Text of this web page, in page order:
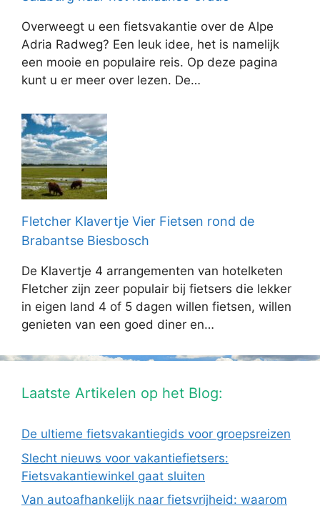
Overweegt u een fietsvakantie over de Alpe
Adria Radweg? Een leuk idee, het is namelijk
een mooie en populaire reis. Op deze pagina
kunt u er meer over lezen. De…
Fletcher Klavertje Vier Fietsen rond de
Brabantse Biesbosch
De Klavertje 4 arrangementen van hotelketen
Fletcher zijn zeer populair bij fietsers die lekker
in eigen land 4 of 5 dagen willen fietsen, willen
genieten van een goed diner en…
Laatste Artikelen op het Blog:
De ultieme fietsvakantiegids voor groepsreizen
Slecht nieuws voor vakantiefietsers:
Fietsvakantiewinkel gaat sluiten
Van autoafhankelijk naar fietsvrijheid: waarom